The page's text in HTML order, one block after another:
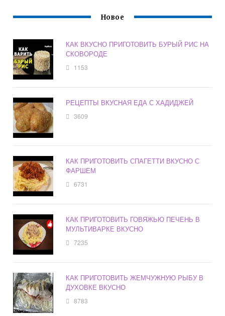
Новое
КАК ВКУСНО ПРИГОТОВИТЬ БУРЫЙ РИС НА
СКОВОРОДЕ
1153
РЕЦЕПТЫ ВКУСНАЯ ЕДА С ХАДИДЖЕЙ
3609
КАК ПРИГОТОВИТЬ СПАГЕТТИ ВКУСНО С
ФАРШЕМ
6731
КАК ПРИГОТОВИТЬ ГОВЯЖЬЮ ПЕЧЕНЬ В
МУЛЬТИВАРКЕ ВКУСНО
7235
КАК ПРИГОТОВИТЬ ЖЕМЧУЖНУЮ РЫБУ В
ДУХОВКЕ ВКУСНО
8783